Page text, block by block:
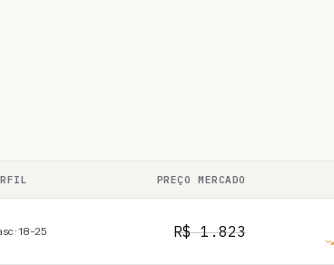
PREÇO MERCADO
· 18-25 R$1.823